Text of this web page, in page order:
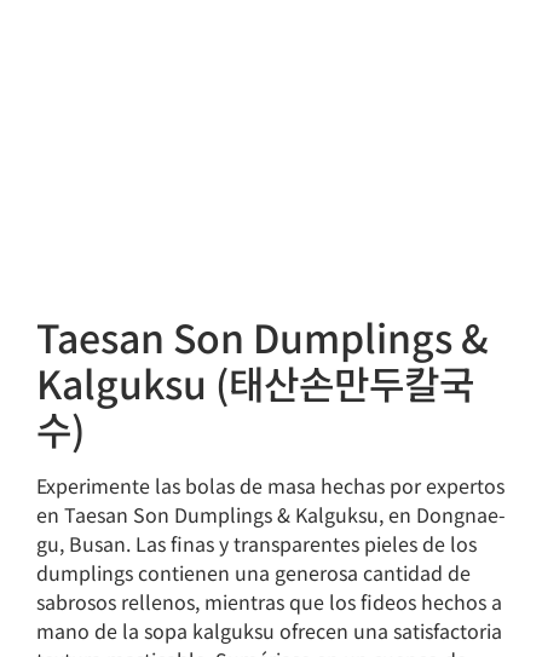
Taesan Son Dumplings &
Kalguksu (태산손만두칼국
수)
Experimente las bolas de masa hechas por expertos
en Taesan Son Dumplings & Kalguksu, en Dongnae-
gu, Busan. Las finas y transparentes pieles de los
dumplings contienen una generosa cantidad de
sabrosos rellenos, mientras que los fideos hechos a
mano de la sopa kalguksu ofrecen una satisfactoria